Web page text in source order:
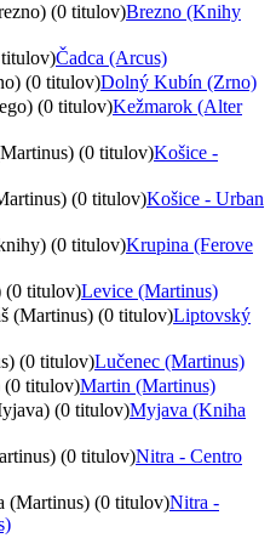
(0 titulov)Brezno (Knihy
Čadca (Arcus)
(0 titulov)Dolný Kubín (Zrno)
(0 titulov)Kežmarok (Alter
(0 titulov)Košice -
(0 titulov)Košice - Urban
(0 titulov)Krupina (Ferove
(0 titulov)Levice (Martinus)
(Martinus) (0 titulov)Liptovský
(0 titulov)Lučenec (Martinus)
(0 titulov)Martin (Martinus)
(0 titulov)Myjava (Kniha
(0 titulov)Nitra - Centro
(Martinus) (0 titulov)Nitra -